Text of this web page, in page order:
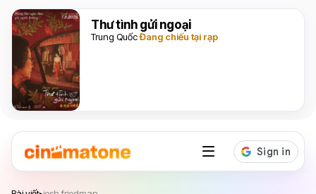
Thư tình gửi ngoại
Trung QuốcĐang chiếu tại rạp